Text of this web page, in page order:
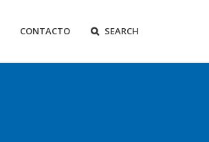
CONTACTO SEARCH